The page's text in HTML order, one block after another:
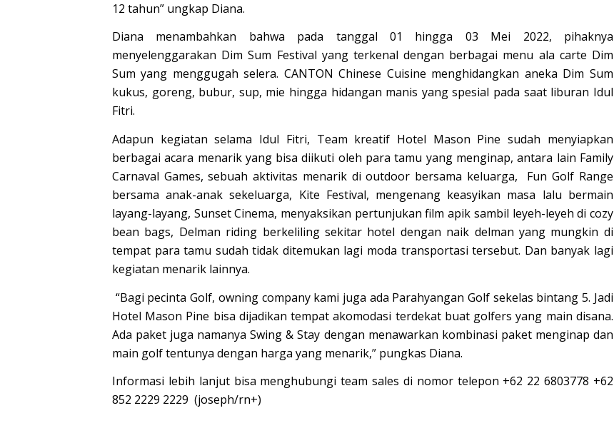
12 tahun” ungkap Diana.
Diana menambahkan bahwa pada tanggal 01 hingga 03 Mei 2022, pihaknya
menyelenggarakan Dim Sum Festival yang terkenal dengan berbagai menu ala carte Dim
Sum yang menggugah selera. CANTON Chinese Cuisine menghidangkan aneka Dim Sum
kukus, goreng, bubur, sup, mie hingga hidangan manis yang spesial pada saat liburan Idul
Fitri.
Adapun kegiatan selama Idul Fitri, Team kreatif Hotel Mason Pine sudah menyiapkan
berbagai acara menarik yang bisa diikuti oleh para tamu yang menginap, antara lain Family
Carnaval Games, sebuah aktivitas menarik di outdoor bersama keluarga, Fun Golf Range
bersama anak-anak sekeluarga, Kite Festival, mengenang keasyikan masa lalu bermain
layang-layang, Sunset Cinema, menyaksikan pertunjukan film apik sambil leyeh-leyeh di cozy
bean bags, Delman riding berkeliling sekitar hotel dengan naik delman yang mungkin di
tempat para tamu sudah tidak ditemukan lagi moda transportasi tersebut. Dan banyak lagi
kegiatan menarik lainnya.
“Bagi pecinta Golf, owning company kami juga ada Parahyangan Golf sekelas bintang 5. Jadi
Hotel Mason Pine bisa dijadikan tempat akomodasi terdekat buat golfers yang main disana.
Ada paket juga namanya Swing & Stay dengan menawarkan kombinasi paket menginap dan
main golf tentunya dengan harga yang menarik,” pungkas Diana.
Informasi lebih lanjut bisa menghubungi team sales di nomor telepon +62 22 6803778 +62
852 2229 2229 (joseph/rn+)